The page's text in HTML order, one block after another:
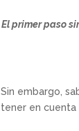
El primer paso
Sin embargo,
tener en cuenta